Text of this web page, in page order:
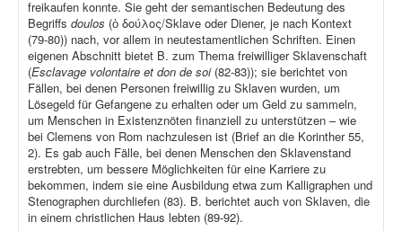
freikaufen konnte. Sie geht der semantischen Bedeutung des
Begriffs doulos (ὁ δούλος/Sklave oder Diener, je nach Kontext
(79-80)) nach, vor allem in neutestamentlichen Schriften. Einen
eigenen Abschnitt bietet B. zum Thema freiwilliger Sklavenschaft
(Esclavage volontaire et don de soi(82-83)); sie berichtet von
Fällen, bei denen Personen freiwillig zu Sklaven wurden, um
Lösegeld für Gefangene zu erhalten oder um Geld zu sammeln,
um Menschen in Existenznöten finanziell zu unterstützen – wie
bei Clemens von Rom nachzulesen ist (Brief an die Korinther 55,
2). Es gab auch Fälle, bei denen Menschen den Sklavenstand
erstrebten, um bessere Möglichkeiten für eine Karriere zu
bekommen, indem sie eine Ausbildung etwa zum Kalligraphen und
Stenographen durchliefen (83). B. berichtet auch von Sklaven, die
in einem christlichen Haus lebten (89-92).